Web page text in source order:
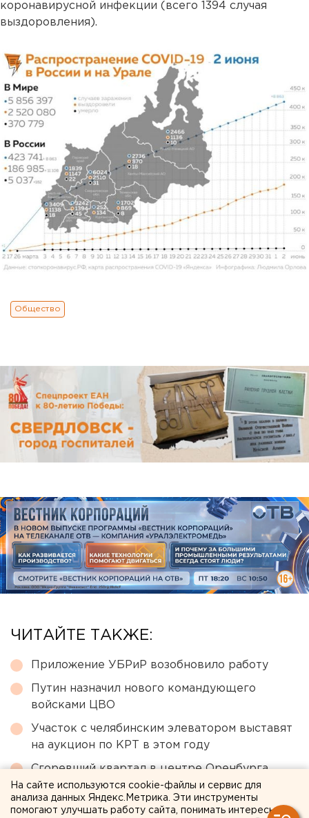
коронавирусной инфекции (всего 1394 случая
выздоровления).
Общество
ЧИТАЙТЕ ТАКЖЕ:
Приложение УБРиР возобновило работу
Путин назначил нового командующего
войсками ЦВО
Участок с челябинским элеватором выставят
на аукцион по КРТ в этом году
Сгоревший квартал в центре Оренбурга
застроят
Возвращение смертной казни в России сочли
На сайте используются cookie-файлы и сервис для
анализа данных Яндекс.Метрика. Эти инструменты
помогают улучшать работу сайта, понимать интересы